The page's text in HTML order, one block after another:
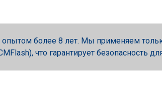
более 8 лет. Мы применяем
что гарантирует безопасность